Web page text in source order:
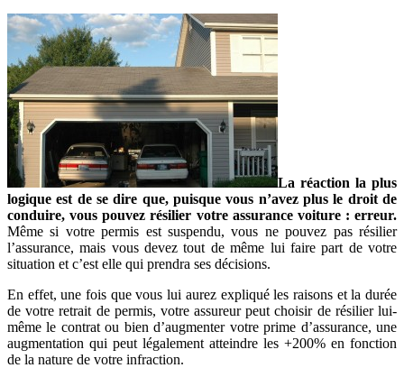
La réaction la plus
logique est de se dire que, puisque vous n’avez plus le droit de
conduire, vous pouvez résilier votre assurance voiture : erreur.
Même si votre permis est suspendu, vous ne pouvez pas résilier
l’assurance, mais vous devez tout de même lui faire part de votre
situation et c’est elle qui prendra ses décisions.
En effet, une fois que vous lui aurez expliqué les raisons et la durée
de votre retrait de permis, votre assureur peut choisir de résilier lui-
même le contrat ou bien d’augmenter votre prime d’assurance, une
augmentation qui peut légalement atteindre les +200% en fonction
de la nature de votre infraction.